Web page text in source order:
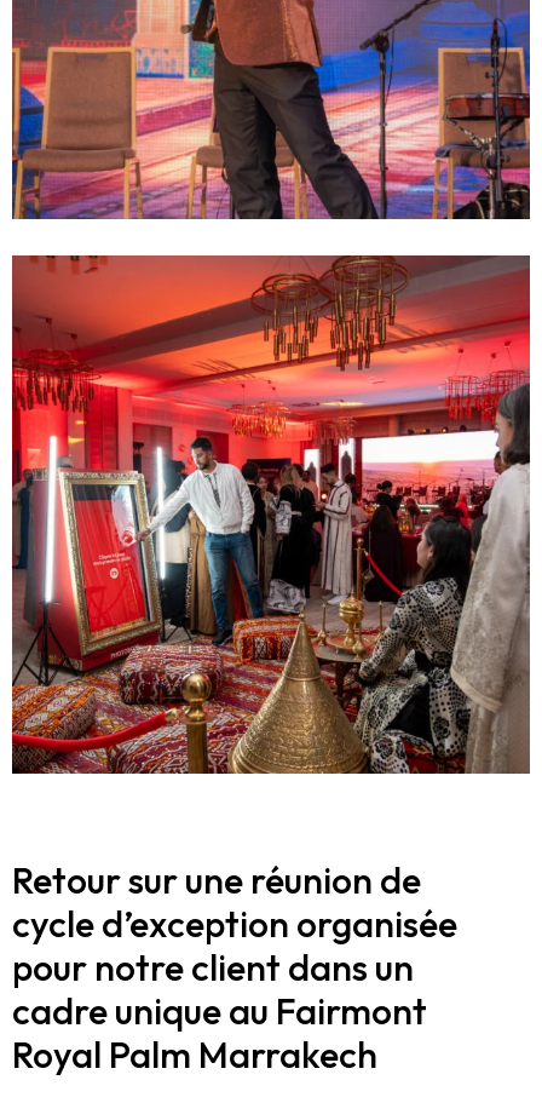
Retour sur une réunion de
cycle d’exception organisée
pour notre client dans un
cadre unique au Fairmont
Royal Palm Marrakech